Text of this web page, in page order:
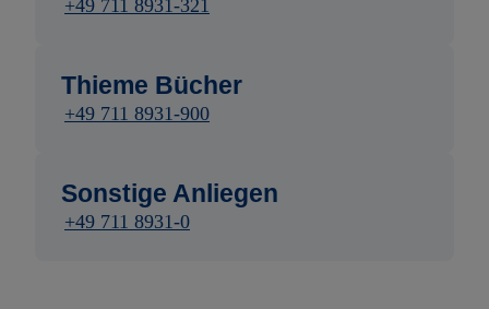
+49 711 8931-321
Thieme Bücher
+49 711 8931-900
Sonstige Anliegen
+49 711 8931-0